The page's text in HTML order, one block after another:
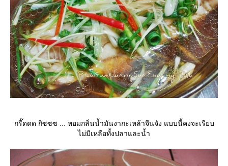
กรี๊ดดด กิซซซ ... หอมกลิ่นน้ำมันงากะเหล้าจีนจัง แบบนี้คงจะเรียบ
ไม่มีเหลือทั้งปลาและน้ำ